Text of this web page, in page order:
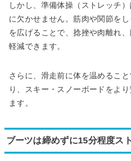
しかし、準備体操（ストレッチ
に欠かせません。筋肉や関節を
を広げることで、捻挫や肉離れ
軽減できます。
さらに、滑走前に体を温めるこ
り、スキー・スノーボードをよ
ます。
ブーツは締めずに15分程度ス